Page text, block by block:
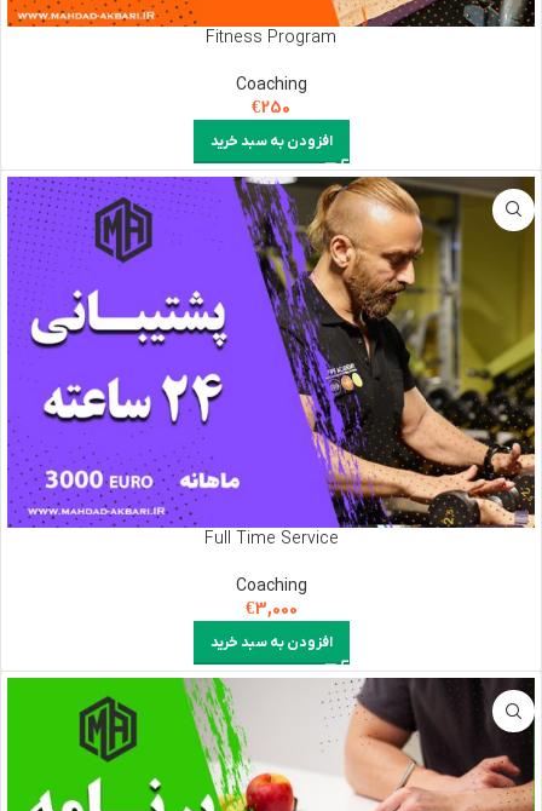
Fitness Program
Coaching
€250
افزودن به سبد خرید
Full Time Service
Coaching
€3,000
افزودن به سبد خرید